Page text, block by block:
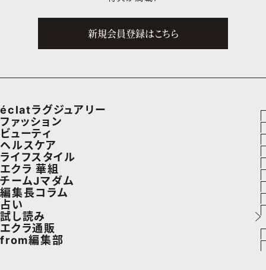
新規会員登録はこちら
éclatラグジュアリー
ラグジュアリーTOPICS
NEOエグゼスタイル
ファッション
ファッションTOPICS
8月の毎日コーデ
50代なに着てる？
ファッション特集
ビューティ
ヘアスタイル・ヘアケア
エイジングケア
メイク
50代ベストコスメ
ヘルスケア
ヘルスケアTOPICS
更年期
ストレッチ・エクササイズ
ダイエット
ライフスタイル
車・家電
ゴルフ
住まい
旅行＆グルメ
エクラ 華組
エクラ 華組メンバー一覧
エクラ 華組ランキング
チームJマダム
ファッション
ビューティ
旅行
編集長コラム
あら、素敵☆ 手帖
占い
イヴルルド遙華の12星座占い
スペシャル占い
試し読み
エクラ通販
from編集部